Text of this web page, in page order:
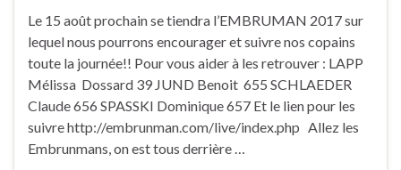
Le 15 août prochain se tiendra l’EMBRUMAN 2017 sur
lequel nous pourrons encourager et suivre nos copains
toute la journée!! Pour vous aider à les retrouver : LAPP
Mélissa Dossard 39 JUND Benoit 655 SCHLAEDER
Claude 656 SPASSKI Dominique 657 Et le lien pour les
suivre http://embrunman.com/live/index.php Allez les
Embrunmans, on est tous derrière …